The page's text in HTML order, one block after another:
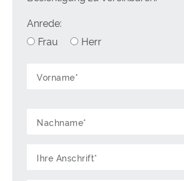
Energieverbrauchskennwert:
Anrede:
Frau
Herr